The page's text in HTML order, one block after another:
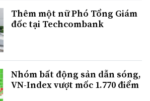
Thêm một nữ Phó Tổng Giám
đốc tại Techcombank
Nhóm bất động sản dẫn sóng,
VN-Index vượt mốc 1.770 điểm